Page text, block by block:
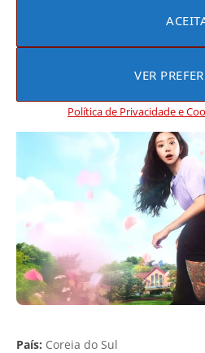
VER
Política de Privacidade e
4. Febre de
Coração endurecido
tranquilo
País: Coreia do Sul